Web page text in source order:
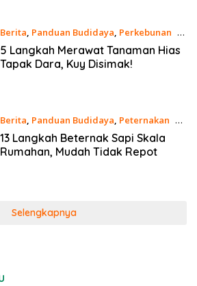
Berita, Panduan Budidaya, Perkebunan 20
Desember 2023
5 Langkah Merawat Tanaman Hias
Tapak Dara, Kuy Disimak!
Berita, Panduan Budidaya, Peternakan 18
November 2023
13 Langkah Beternak Sapi Skala
Rumahan, Mudah Tidak Repot
Selengkapnya